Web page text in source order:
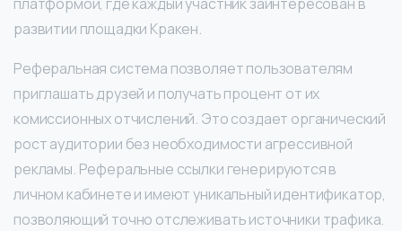
развитии площадки Кракен.
Реферальная система позволяет пользователям
приглашать друзей и получать процент от их
комиссионных отчислений. Это создает органический
рост аудитории без необходимости агрессивной
рекламы. Реферальные ссылки генерируются в
личном кабинете и имеют уникальный идентификатор,
позволяющий точно отслеживать источники трафика.